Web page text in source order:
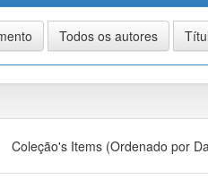
Coleção's Items (Ordenado por